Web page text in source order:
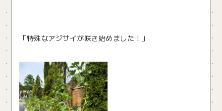
「特殊なアジサイが咲き始めました！」